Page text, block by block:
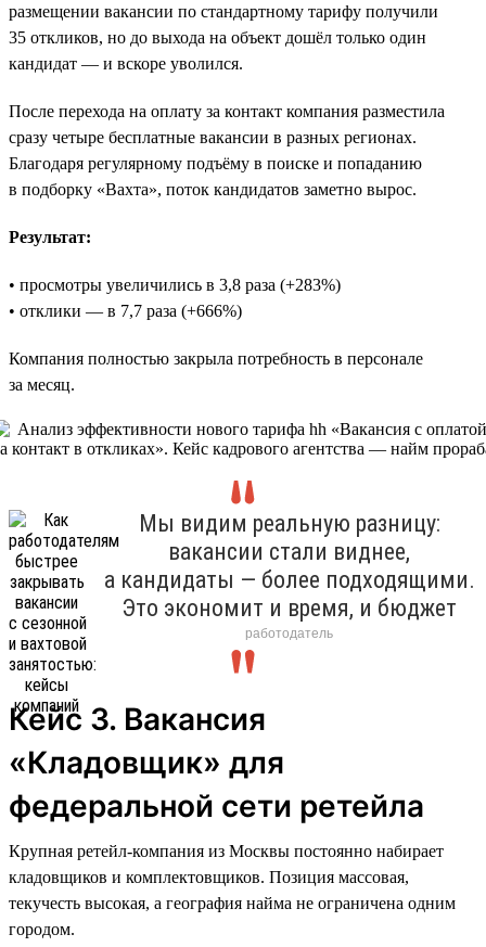
размещении вакансии по стандартному тарифу получили
35 откликов, но до выхода на объект дошёл только один
кандидат — и вскоре уволился.
После перехода на оплату за контакт компания разместила
сразу четыре бесплатные вакансии в разных регионах.
Благодаря регулярному подъёму в поиске и попаданию
в подборку «Вахта», поток кандидатов заметно вырос.
Результат:
• просмотры увеличились в 3,8 раза (+283%)
• отклики — в 7,7 раза (+666%)
Компания полностью закрыла потребность в персонале
за месяц.
Мы видим реальную разницу:
вакансии стали виднее,
а кандидаты — более подходящими.
Это экономит и время, и бюджет
работодатель
Кейс 3. Вакансия
«Кладовщик» для
федеральной сети ретейла
Крупная ретейл-компания из Москвы постоянно набирает
кладовщиков и комплектовщиков. Позиция массовая,
текучесть высокая, а география найма не ограничена одним
городом.